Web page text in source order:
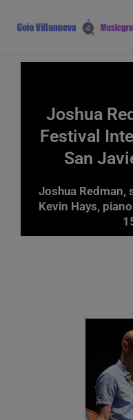
contenido
Joshua
Festival
San
Joshua Redman,
Kevin Hays,